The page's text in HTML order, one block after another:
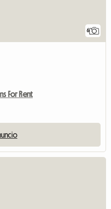
6
For Rent